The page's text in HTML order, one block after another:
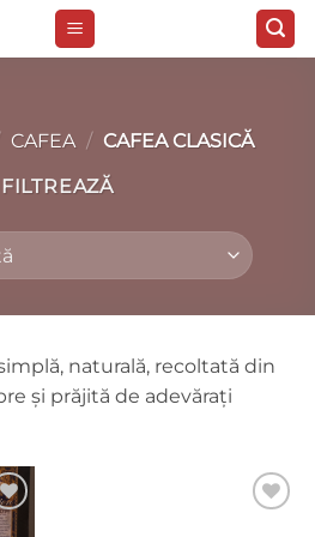
CAFEA / CAFEA CLASICĂ
FILTREAZĂ
naturală, recoltată din
și prăjită de adevărați
to